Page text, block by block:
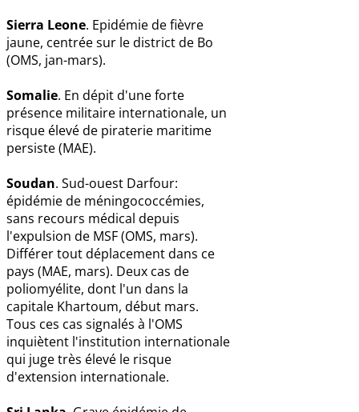
Sierra Leone. Epidémie de fièvre
jaune, centrée sur le district de Bo
(OMS, jan-mars).
Somalie. En dépit d'une forte
présence militaire internationale, un
risque élevé de piraterie maritime
persiste (MAE).
Soudan. Sud-ouest Darfour:
épidémie de méningococcémies,
sans recours médical depuis
l'expulsion de MSF (OMS, mars).
Différer tout déplacement dans ce
pays (MAE, mars). Deux cas de
poliomyélite, dont l'un dans la
capitale Khartoum, début mars.
Tous ces cas signalés à l'OMS
inquiètent l'institution internationale
qui juge très élevé le risque
d'extension internationale.